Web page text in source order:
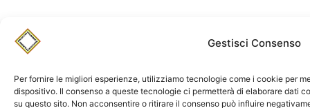
Gestisci Consenso
Per fornire le migliori esperienze, utilizziamo tecnologie come i cookie per
dispositivo. Il consenso a queste tecnologie ci permetterà di elaborare dati
su questo sito. Non acconsentire o ritirare il consenso può influire